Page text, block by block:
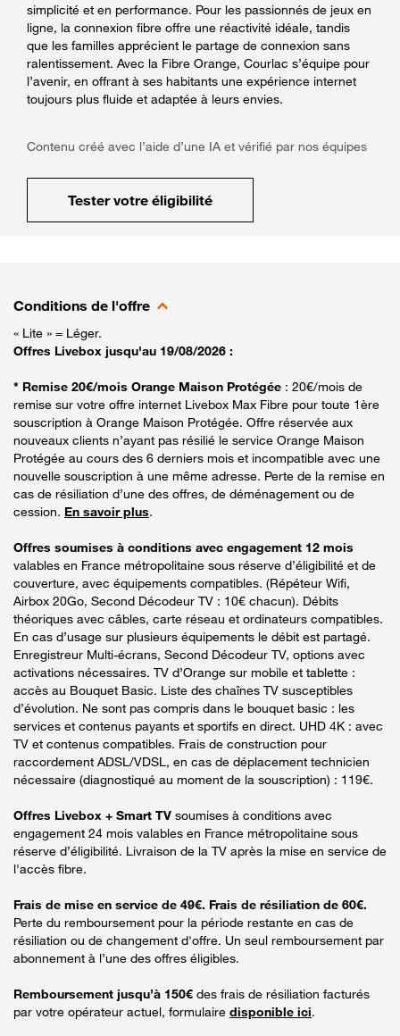
simplicité et en performance. Pour les passionnés de jeux en
ligne, la connexion fibre offre une réactivité idéale, tandis
que les familles apprécient le partage de connexion sans
ralentissement. Avec la Fibre Orange, Courlac s’équipe pour
l’avenir, en offrant à ses habitants une expérience internet
toujours plus fluide et adaptée à leurs envies.
Contenu créé avec l’aide d’une IA et vérifié par nos équipes
Tester votre éligibilité
Conditions de l'offre
« Lite » = Léger.
Offres Livebox jusqu'au 19/08/2026 :
* Remise 20€/mois Orange Maison Protégée : 20€/mois de
remise sur votre offre internet Livebox Max Fibre pour toute 1ère
souscription à Orange Maison Protégée. Offre réservée aux
nouveaux clients n’ayant pas résilié le service Orange Maison
Protégée au cours des 6 derniers mois et incompatible avec une
nouvelle souscription à une même adresse. Perte de la remise en
cas de résiliation d’une des offres, de déménagement ou de
cession. En savoir plus.
Offres soumises à conditions avec engagement 12 mois
valables en France métropolitaine sous réserve d’éligibilité et de
couverture, avec équipements compatibles. (Répéteur Wifi,
Airbox 20Go, Second Décodeur TV : 10€ chacun). Débits
théoriques avec câbles, carte réseau et ordinateurs compatibles.
En cas d’usage sur plusieurs équipements le débit est partagé.
Enregistreur Multi-écrans, Second Décodeur TV, options avec
activations nécessaires. TV d’Orange sur mobile et tablette :
accès au Bouquet Basic. Liste des chaînes TV susceptibles
d’évolution. Ne sont pas compris dans le bouquet basic : les
services et contenus payants et sportifs en direct. UHD 4K : avec
TV et contenus compatibles. Frais de construction pour
raccordement ADSL/VDSL, en cas de déplacement technicien
nécessaire (diagnostiqué au moment de la souscription) : 119€.
Offres Livebox + Smart TV soumises à conditions avec
engagement 24 mois valables en France métropolitaine sous
réserve d’éligibilité. Livraison de la TV après la mise en service de
l'accès fibre.
Frais de mise en service de 49€. Frais de résiliation de 60€.
Perte du remboursement pour la période restante en cas de
résiliation ou de changement d'offre. Un seul remboursement par
abonnement à l’une des offres éligibles.
Remboursement jusqu’à 150€ des frais de résiliation facturés
par votre opérateur actuel, formulaire disponible ici.